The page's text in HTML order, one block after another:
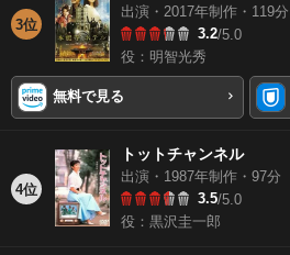
3位
出演・2017年制作・119分
3.2/5.0
役：明智光秀
無料で見る
4位
トットチャンネル
出演・1987年制作・97分
3.5/5.0
役：黒沢圭一郎